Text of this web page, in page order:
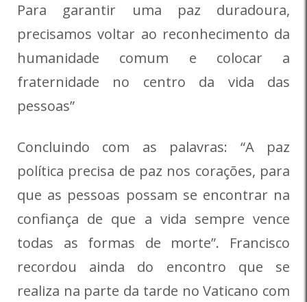
Para garantir uma paz duradoura,
precisamos voltar ao reconhecimento da
humanidade comum e colocar a
fraternidade no centro da vida das
pessoas”
Concluindo com as palavras: “A paz
política precisa de paz nos corações, para
que as pessoas possam se encontrar na
confiança de que a vida sempre vence
todas as formas de morte”. Francisco
recordou ainda do encontro que se
realiza na parte da tarde no Vaticano com